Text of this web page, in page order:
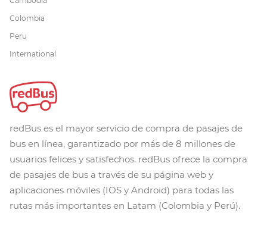
Colombia
Peru
International
redBus es el mayor servicio de compra de pasajes de
bus en línea, garantizado por más de 8 millones de
usuarios felices y satisfechos. redBus ofrece la compra
de pasajes de bus a través de su página web y
aplicaciones móviles (IOS y Android) para todas las
rutas más importantes en Latam (Colombia y Perú).